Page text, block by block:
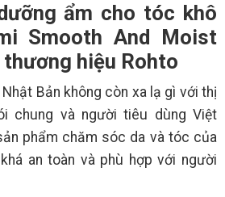
ẩm cho tóc khô
Smooth And Moist
hiệu Rohto
Bản không còn xa lạ gì với thị
chung và người tiêu dùng Việt
phẩm chăm sóc da và tóc của
an toàn và phù hợp với người